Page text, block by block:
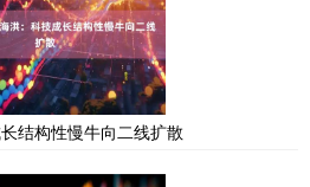
结构性慢牛向二线扩散